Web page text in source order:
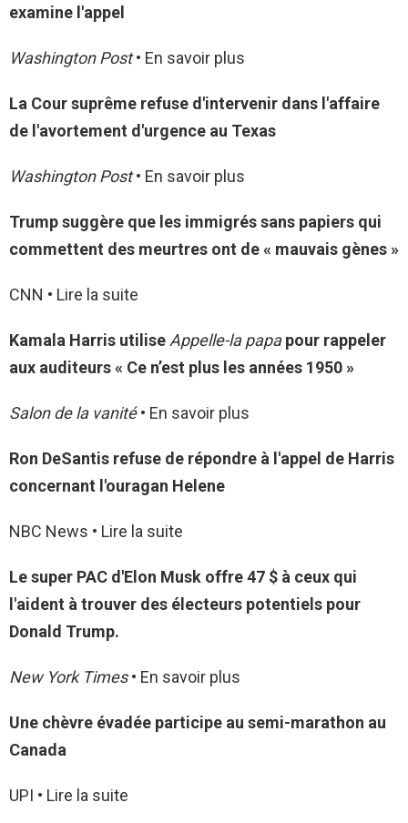
examine l'appel
Washington Post• En savoir plus
La Cour suprême refuse d'intervenir dans l'affaire
de l'avortement d'urgence au Texas
Washington Post• En savoir plus
Trump suggère que les immigrés sans papiers qui
commettent des meurtres ont de « mauvais gènes »
CNN • Lire la suite
Kamala Harris utilise Appelle-la papapour rappeler
aux auditeurs « Ce n’est plus les années 1950 »
Salon de la vanité• En savoir plus
Ron DeSantis refuse de répondre à l'appel de Harris
concernant l'ouragan Helene
NBC News • Lire la suite
Le super PAC d'Elon Musk offre 47 $ à ceux qui
l'aident à trouver des électeurs potentiels pour
Donald Trump.
New York Times• En savoir plus
Une chèvre évadée participe au semi-marathon au
Canada
UPI • Lire la suite